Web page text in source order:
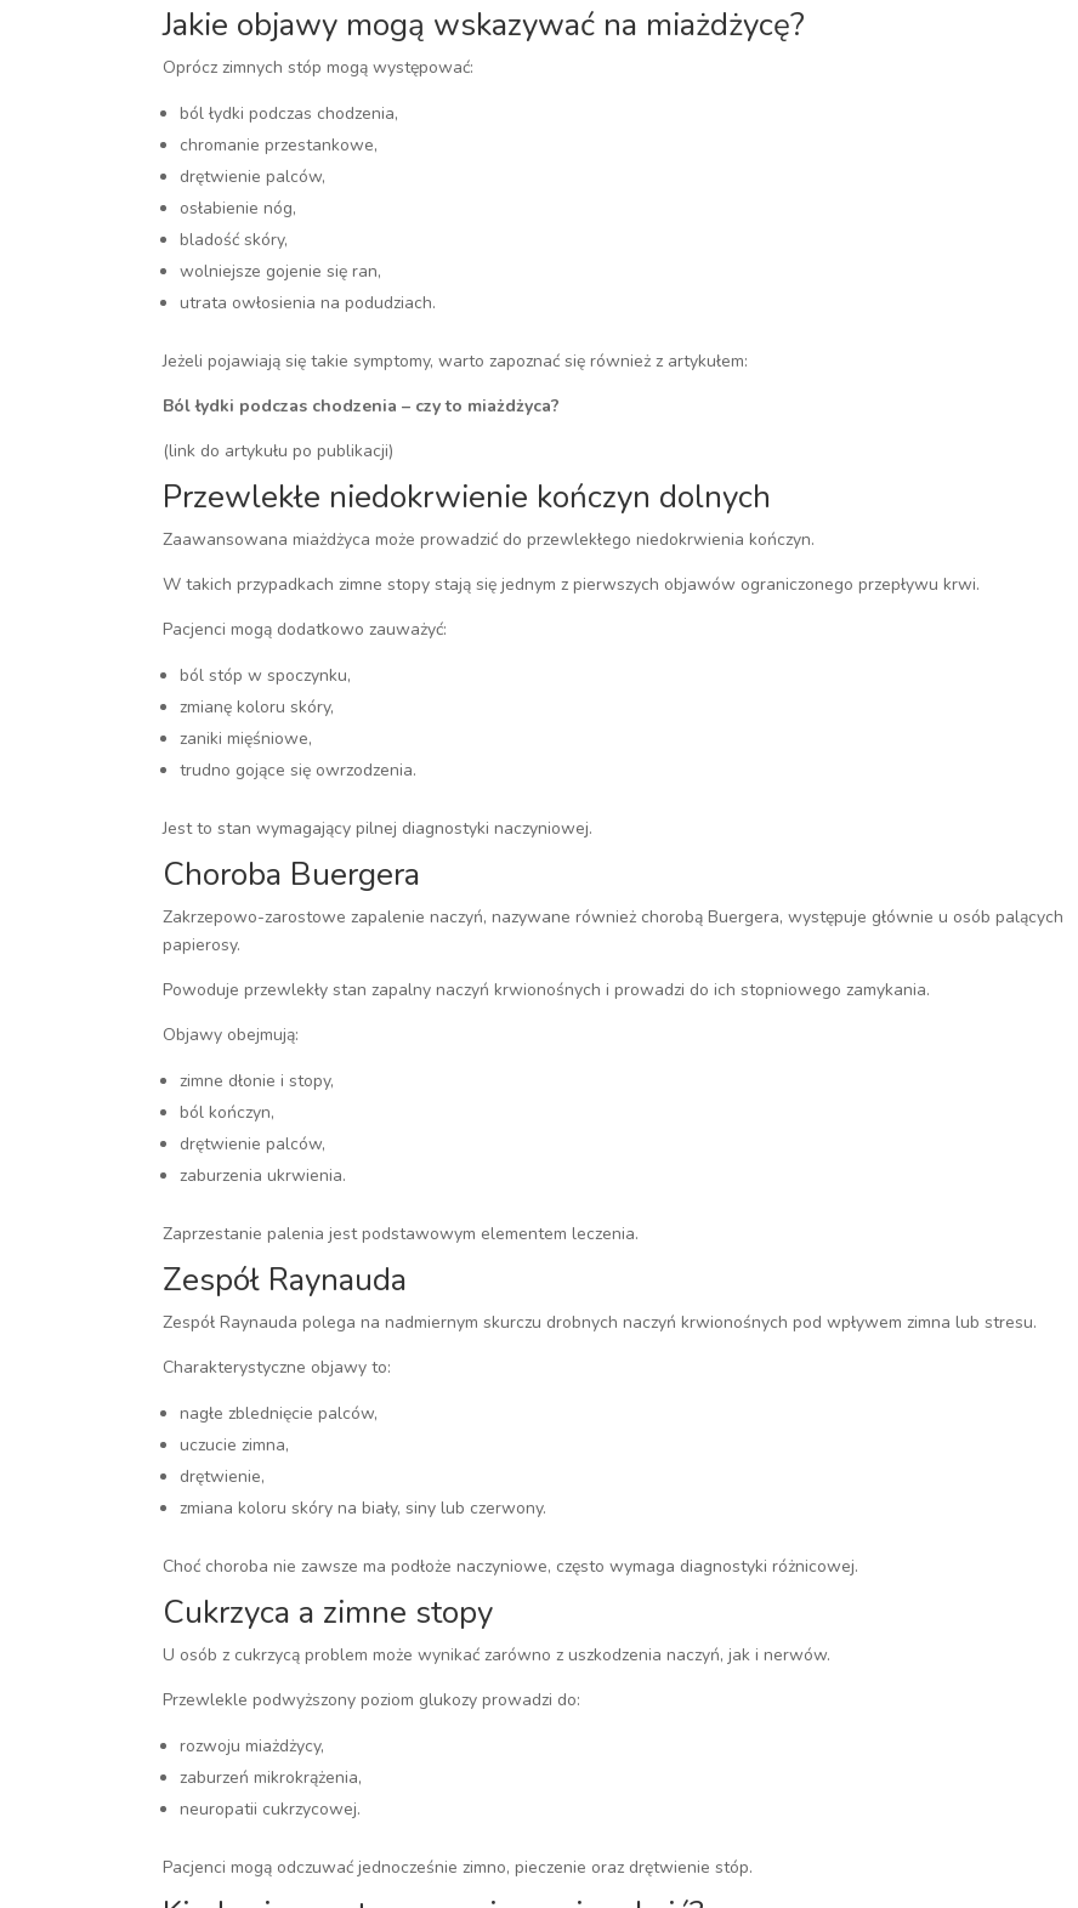
Jakie objawy mogą wskazywać na miażdżycę?
Oprócz zimnych stóp mogą występować:
ból łydki podczas chodzenia,
chromanie przestankowe,
drętwienie palców,
osłabienie nóg,
bladość skóry,
wolniejsze gojenie się ran,
utrata owłosienia na podudziach.
Jeżeli pojawiają się takie symptomy, warto zapoznać się również z artykułem:
Ból łydki podczas chodzenia – czy to miażdżyca?
(link do artykułu po publikacji)
Przewlekłe niedokrwienie kończyn dolnych
Zaawansowana miażdżyca może prowadzić do przewlekłego niedokrwienia kończyn.
W takich przypadkach zimne stopy stają się jednym z pierwszych objawów ograniczonego przepływu krwi.
Pacjenci mogą dodatkowo zauważyć:
ból stóp w spoczynku,
zmianę koloru skóry,
zaniki mięśniowe,
trudno gojące się owrzodzenia.
Jest to stan wymagający pilnej diagnostyki naczyniowej.
Choroba Buergera
Zakrzepowo-zarostowe zapalenie naczyń, nazywane również chorobą Buergera, występuje głównie u osób palących
papierosy.
Powoduje przewlekły stan zapalny naczyń krwionośnych i prowadzi do ich stopniowego zamykania.
Objawy obejmują:
zimne dłonie i stopy,
ból kończyn,
drętwienie palców,
zaburzenia ukrwienia.
Zaprzestanie palenia jest podstawowym elementem leczenia.
Zespół Raynauda
Zespół Raynauda polega na nadmiernym skurczu drobnych naczyń krwionośnych pod wpływem zimna lub stresu.
Charakterystyczne objawy to:
nagłe zblednięcie palców,
uczucie zimna,
drętwienie,
zmiana koloru skóry na biały, siny lub czerwony.
Choć choroba nie zawsze ma podłoże naczyniowe, często wymaga diagnostyki różnicowej.
Cukrzyca a zimne stopy
U osób z cukrzycą problem może wynikać zarówno z uszkodzenia naczyń, jak i nerwów.
Przewlekle podwyższony poziom glukozy prowadzi do:
rozwoju miażdżycy,
zaburzeń mikrokrążenia,
neuropatii cukrzycowej.
Pacjenci mogą odczuwać jednocześnie zimno, pieczenie oraz drętwienie stóp.